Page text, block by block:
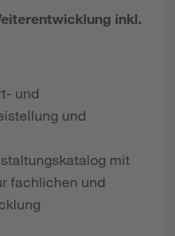
inkl.
und
und
mit
fachlichen und